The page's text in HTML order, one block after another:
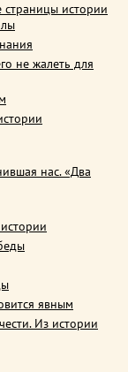
страницы истории
не жалеть для
нас. «Два
явным
Из истории